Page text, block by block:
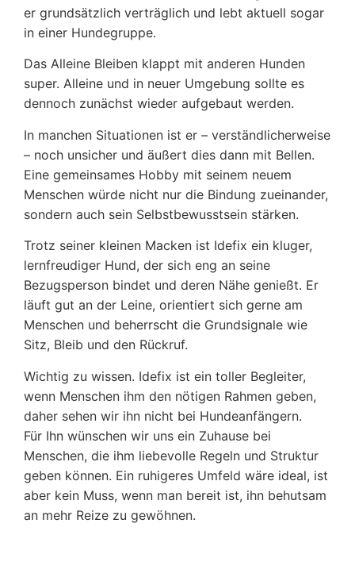
er grundsätzlich verträglich und lebt aktuell sogar
in einer Hundegruppe.
Das Alleine Bleiben klappt mit anderen Hunden
super. Alleine und in neuer Umgebung sollte es
dennoch zunächst wieder aufgebaut werden.
In manchen Situationen ist er – verständlicherweise
– noch unsicher und äußert dies dann mit Bellen.
Eine gemeinsames Hobby mit seinem neuem
Menschen würde nicht nur die Bindung zueinander,
sondern auch sein Selbstbewusstsein stärken.
Trotz seiner kleinen Macken ist Idefix ein kluger,
lernfreudiger Hund, der sich eng an seine
Bezugsperson bindet und deren Nähe genießt. Er
läuft gut an der Leine, orientiert sich gerne am
Menschen und beherrscht die Grundsignale wie
Sitz, Bleib und den Rückruf.
Wichtig zu wissen. Idefix ist ein toller Begleiter,
wenn Menschen ihm den nötigen Rahmen geben,
daher sehen wir ihn nicht bei Hundeanfängern.
Für Ihn wünschen wir uns ein Zuhause bei
Menschen, die ihm liebevolle Regeln und Struktur
geben können. Ein ruhigeres Umfeld wäre ideal, ist
aber kein Muss, wenn man bereit ist, ihn behutsam
an mehr Reize zu gewöhnen.